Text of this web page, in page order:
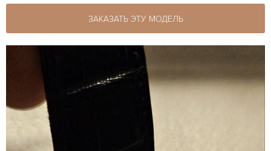
ЗАКАЗАТЬ ЭТУ МОДЕЛЬ